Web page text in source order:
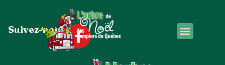
Suivez-nous